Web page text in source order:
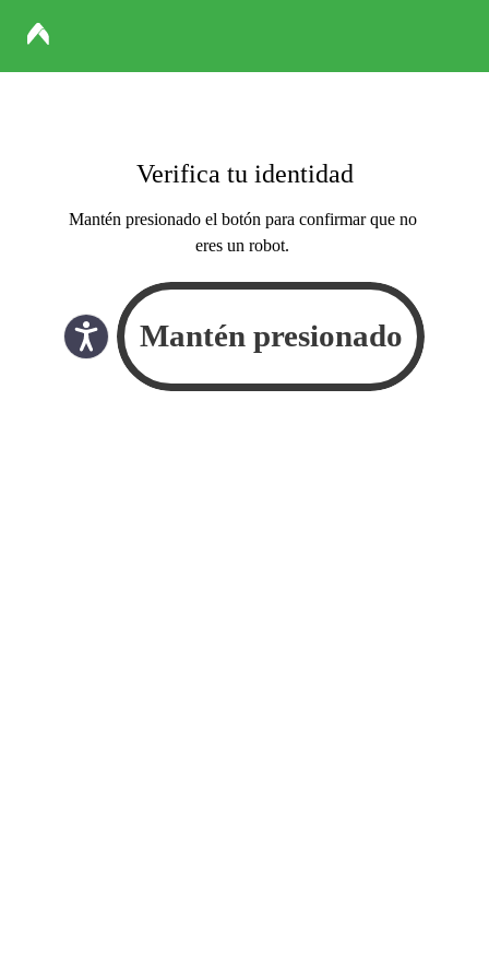
Verifica tu identidad
Mantén presionado el botón para confirmar que no
eres un robot.